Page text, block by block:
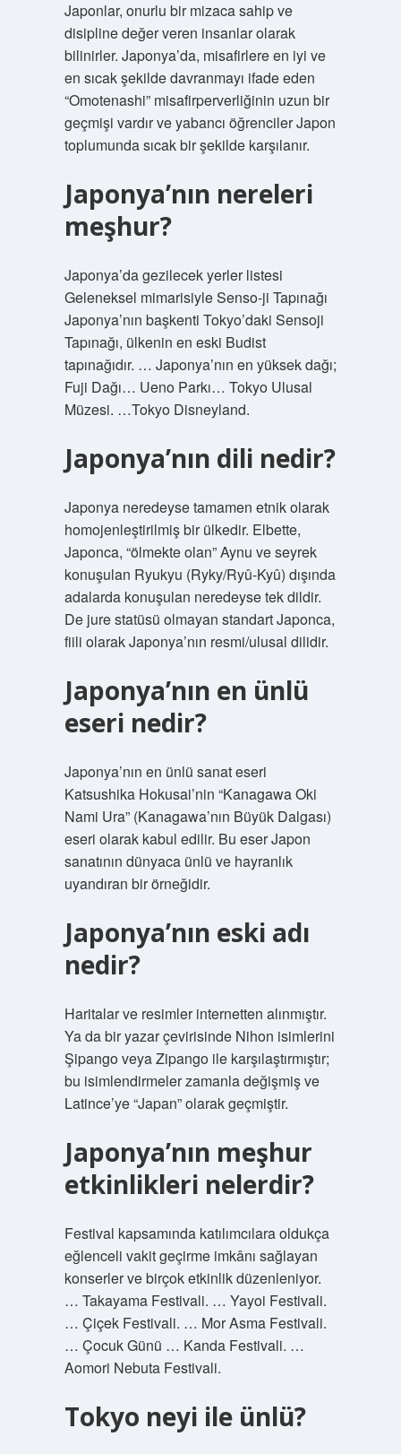
Japonlar, onurlu bir mizaca sahip ve
disipline değer veren insanlar olarak
bilinirler. Japonya’da, misafirlere en iyi ve
en sıcak şekilde davranmayı ifade eden
“Omotenashi” misafirperverliğinin uzun bir
geçmişi vardır ve yabancı öğrenciler Japon
toplumunda sıcak bir şekilde karşılanır.
Japonya’nın nereleri
meşhur?
Japonya’da gezilecek yerler listesi
Geleneksel mimarisiyle Senso-ji Tapınağı
Japonya’nın başkenti Tokyo’daki Sensoji
Tapınağı, ülkenin en eski Budist
tapınağıdır. … Japonya’nın en yüksek dağı;
Fuji Dağı… Ueno Parkı… Tokyo Ulusal
Müzesi. …Tokyo Disneyland.
Japonya’nın dili nedir?
Japonya neredeyse tamamen etnik olarak
homojenleştirilmiş bir ülkedir. Elbette,
Japonca, “ölmekte olan” Aynu ve seyrek
konuşulan Ryukyu (Ryky/Ryû-Kyû) dışında
adalarda konuşulan neredeyse tek dildir.
De jure statüsü olmayan standart Japonca,
fiili olarak Japonya’nın resmi/ulusal dilidir.
Japonya’nın en ünlü
eseri nedir?
Japonya’nın en ünlü sanat eseri
Katsushika Hokusai’nin “Kanagawa Oki
Nami Ura” (Kanagawa’nın Büyük Dalgası)
eseri olarak kabul edilir. Bu eser Japon
sanatının dünyaca ünlü ve hayranlık
uyandıran bir örneğidir.
Japonya’nın eski adı
nedir?
Haritalar ve resimler internetten alınmıştır.
Ya da bir yazar çevirisinde Nihon isimlerini
Şipango veya Zipango ile karşılaştırmıştır;
bu isimlendirmeler zamanla değişmiş ve
Latince’ye “Japan” olarak geçmiştir.
Japonya’nın meşhur
etkinlikleri nelerdir?
Festival kapsamında katılımcılara oldukça
eğlenceli vakit geçirme imkânı sağlayan
konserler ve birçok etkinlik düzenleniyor.
… Takayama Festivali. … Yayoi Festivali.
… Çiçek Festivali. … Mor Asma Festivali.
… Çocuk Günü … Kanda Festivali. …
Aomori Nebuta Festivali.
Tokyo neyi ile ünlü?